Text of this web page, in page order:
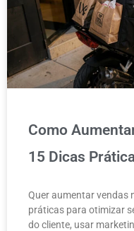
Como
15 Dicas
Quer aumentar vendas
práticas para otimizar
do cliente, usar